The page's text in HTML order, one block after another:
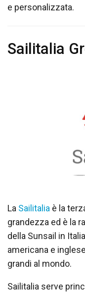
e personalizzata.
Sailitalia
La Sailitalia è la
grandezza ed è la
della Sunsail in
americana e
grandi al mondo.
Sailitalia serve